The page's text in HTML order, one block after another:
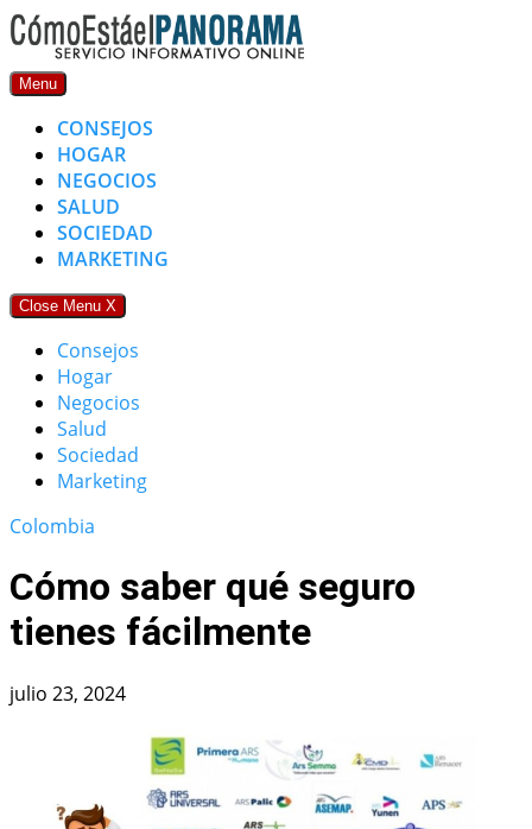
Skip
to
content
Menu
CONSEJOS
HOGAR
NEGOCIOS
SALUD
SOCIEDAD
MARKETING
Close Menu X
Consejos
Hogar
Negocios
Salud
Sociedad
Marketing
Colombia
Cómo saber qué seguro
tienes fácilmente
julio 23, 2024